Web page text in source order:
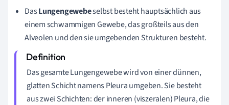
DasLungengewebeselbst besteht hauptsächlich aus
einem schwammigen Gewebe, das großteils aus den
Alveolen und den sie umgebenden Strukturen besteht.
Das gesamte Lungengewebe wird von einer dünnen,
glatten Schicht namens Pleura umgeben. Sie besteht
aus zwei Schichten: der inneren (viszeralen) Pleura, die